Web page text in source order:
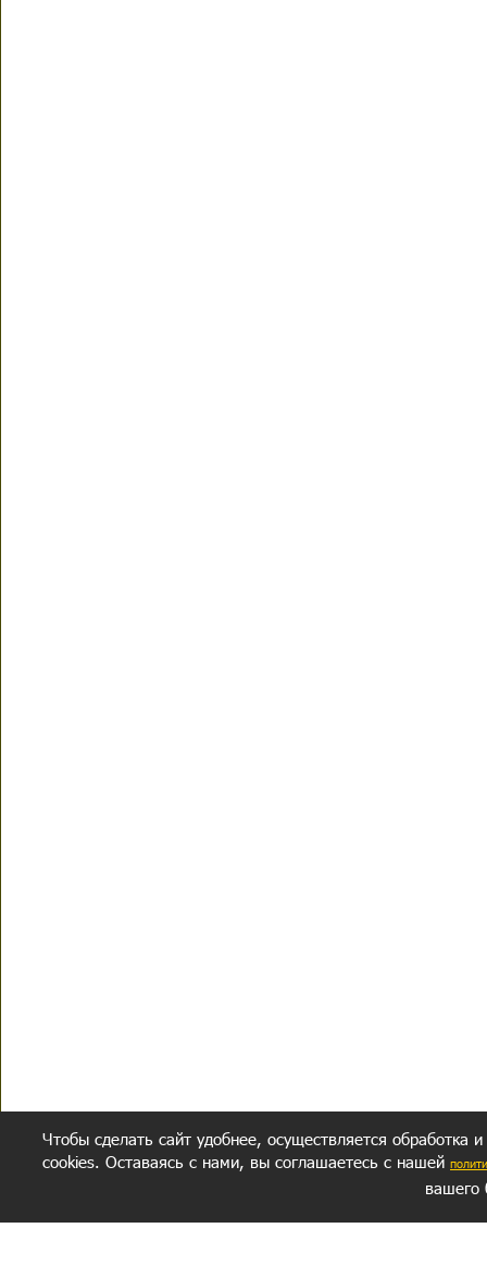
Чтобы сделать сайт удобнее, осуществляется обработка
cookies. Оставаясь с нами, вы соглашаетесь с нашей
вашего